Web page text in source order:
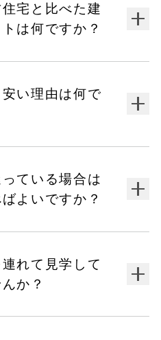
宅と比べた建
は何ですか？
い理由は何で
ている場合は
よいですか？
れて見学して
か？